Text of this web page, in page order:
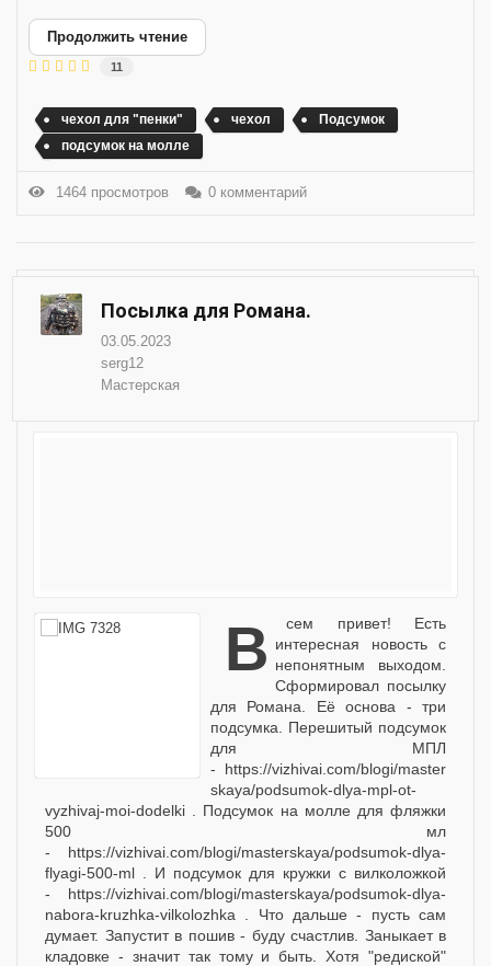
Продолжить чтение
11
чехол для "пенки" чехол
Подсумок
подсумок на молле
1464 просмотров 0 комментарий
Посылка для Романа.
03.05.2023
serg12
Мастерская
Всем привет! Есть интересная новость с
непонятным выходом.
Сформировал посылку
для Романа. Её основа - три
подсумка. Перешитый подсумок
для МПЛ
- https://vizhivai.com/blogi/master
skaya/podsumok-dlya-mpl-ot-
vyzhivaj-moi-dodelki . Подсумок на молле для фляжки
500 мл
- https://vizhivai.com/blogi/masterskaya/podsumok-dlya-
flyagi-500-ml . И подсумок для кружки с вилколожкой
- https://vizhivai.com/blogi/masterskaya/podsumok-dlya-
nabora-kruzhka-vilkolozhka . Что дальше - пусть сам
думает. Запустит в пошив - буду счастлив. Заныкает в
кладовке - значит так тому и быть. Хотя "редиской"